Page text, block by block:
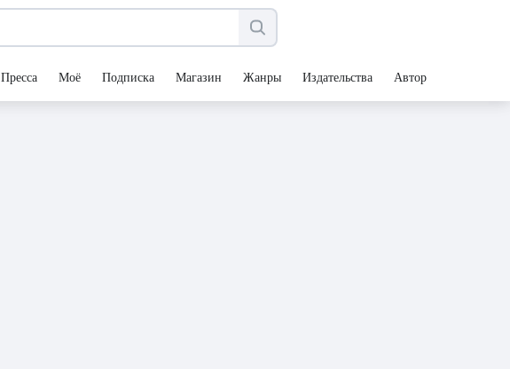
Пресса Моё Подписка Магазин Жанры Издательства Авторы